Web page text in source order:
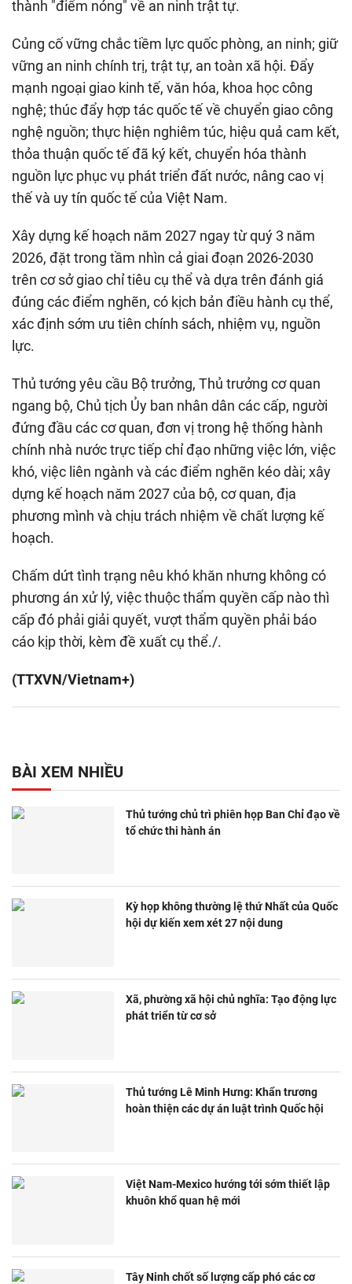
thành "điểm nóng" về an ninh trật tự.
Củng cố vững chắc tiềm lực quốc phòng, an ninh; giữ
vững an ninh chính trị, trật tự, an toàn xã hội. Đẩy
mạnh ngoại giao kinh tế, văn hóa, khoa học công
nghệ; thúc đẩy hợp tác quốc tế về chuyển giao công
nghệ nguồn; thực hiện nghiêm túc, hiệu quả cam kết,
thỏa thuận quốc tế đã ký kết, chuyển hóa thành
nguồn lực phục vụ phát triển đất nước, nâng cao vị
thế và uy tín quốc tế của Việt Nam.
Xây dựng kế hoạch năm 2027 ngay từ quý 3 năm
2026, đặt trong tầm nhìn cả giai đoạn 2026-2030
trên cơ sở giao chỉ tiêu cụ thể và dựa trên đánh giá
đúng các điểm nghẽn, có kịch bản điều hành cụ thể,
xác định sớm ưu tiên chính sách, nhiệm vụ, nguồn
lực.
Thủ tướng yêu cầu Bộ trưởng, Thủ trưởng cơ quan
ngang bộ, Chủ tịch Ủy ban nhân dân các cấp, người
đứng đầu các cơ quan, đơn vị trong hệ thống hành
chính nhà nước trực tiếp chỉ đạo những việc lớn, việc
khó, việc liên ngành và các điểm nghẽn kéo dài; xây
dựng kế hoạch năm 2027 của bộ, cơ quan, địa
phương mình và chịu trách nhiệm về chất lượng kế
hoạch.
Chấm dứt tình trạng nêu khó khăn nhưng không có
phương án xử lý, việc thuộc thẩm quyền cấp nào thì
cấp đó phải giải quyết, vượt thẩm quyền phải báo
cáo kịp thời, kèm đề xuất cụ thể./.
(TTXVN/Vietnam+)
BÀI XEM NHIỀU
Thủ tướng chủ trì phiên họp Ban Chỉ đạo về
tổ chức thi hành án
Kỳ họp không thường lệ thứ Nhất của Quốc
hội dự kiến xem xét 27 nội dung
Xã, phường xã hội chủ nghĩa: Tạo động lực
phát triển từ cơ sở
Thủ tướng Lê Minh Hưng: Khẩn trương
hoàn thiện các dự án luật trình Quốc hội
Việt Nam-Mexico hướng tới sớm thiết lập
khuôn khổ quan hệ mới
Tây Ninh chốt số lượng cấp phó các cơ